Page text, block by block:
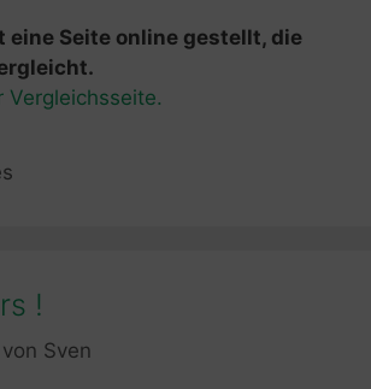
eine Seite online gestellt, die
Vergleichsseite.
!
von Sven